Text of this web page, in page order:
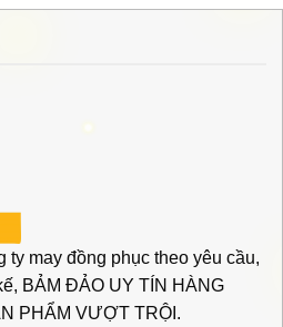
ty may đồng phục theo yêu cầu,
BẢM ĐẢO UY TÍN HÀNG
PHẨM VƯỢT TRỘI.